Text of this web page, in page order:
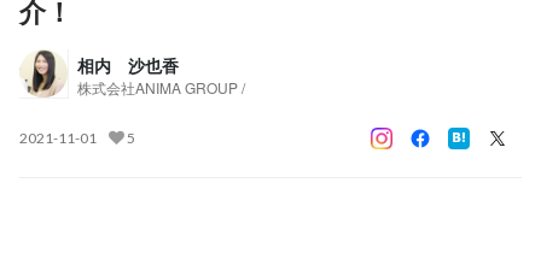
介！
相内 沙也香
株式会社ANIMA GROUP /
2021-11-01 5